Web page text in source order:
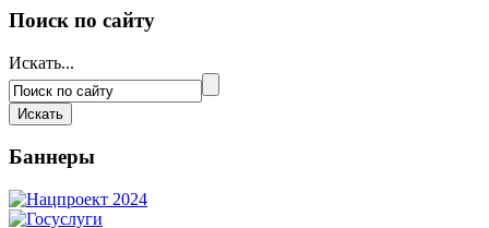
Поиск по сайту
Искать...
Баннеры